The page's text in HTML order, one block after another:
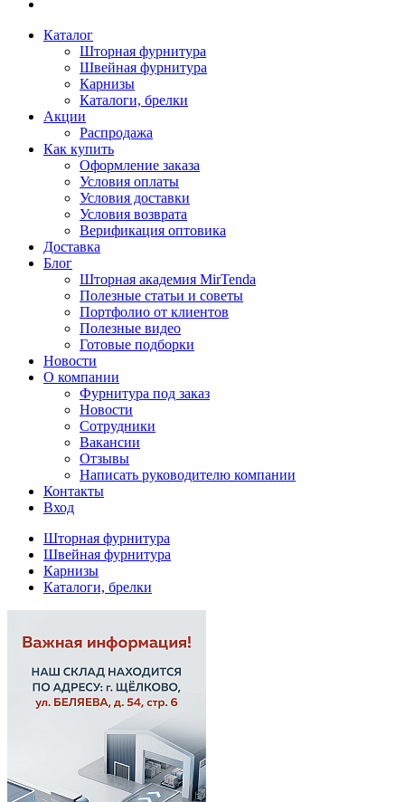
Каталог
Шторная фурнитура
Швейная фурнитура
Карнизы
Каталоги, брелки
Акции
Распродажа
Как купить
Оформление заказа
Условия оплаты
Условия доставки
Условия возврата
Верификация оптовика
Доставка
Блог
Шторная академия MirTenda
Полезные статьи и советы
Портфолио от клиентов
Полезные видео
Готовые подборки
Новости
О компании
Фурнитура под заказ
Новости
Сотрудники
Вакансии
Отзывы
Написать руководителю компании
Контакты
Вход
Шторная фурнитура
Швейная фурнитура
Карнизы
Каталоги, брелки